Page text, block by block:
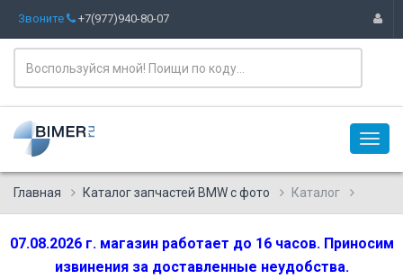
Звоните +7(977)940-80-07
Главная Каталог запчастей BMW с фото Каталог
07.08.2026 г. магазин работает до 16 часов. Приносим
извинения за доставленные неудобства.